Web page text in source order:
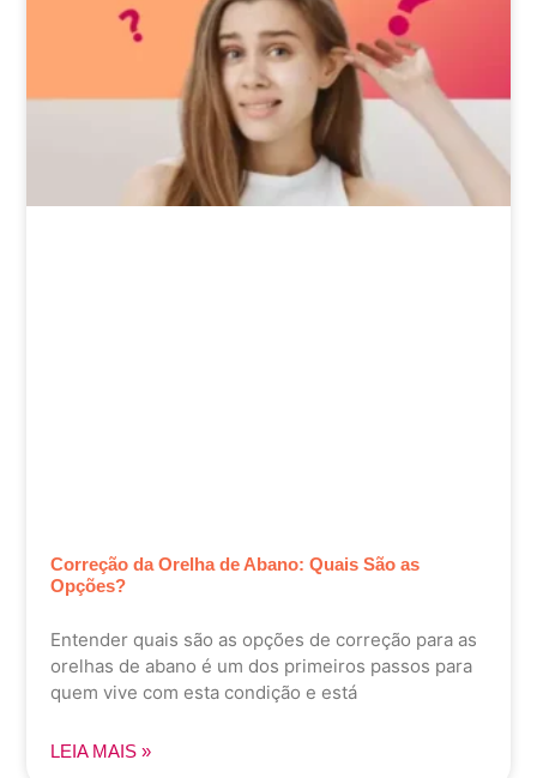
Correção da Orelha de Abano: Quais São as
Opções?
Entender quais são as opções de correção para as
orelhas de abano é um dos primeiros passos para
quem vive com esta condição e está
LEIA MAIS »